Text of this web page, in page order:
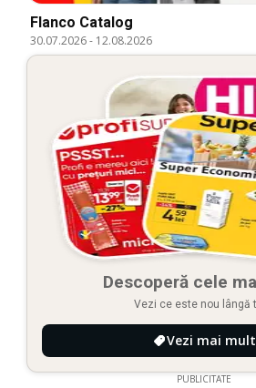
Flanco Catalog
30.07.2026- 12.08.2026
Descoperă cele
Vezi ce este nou lângă
Vezi mai mult
PUBLICITATE